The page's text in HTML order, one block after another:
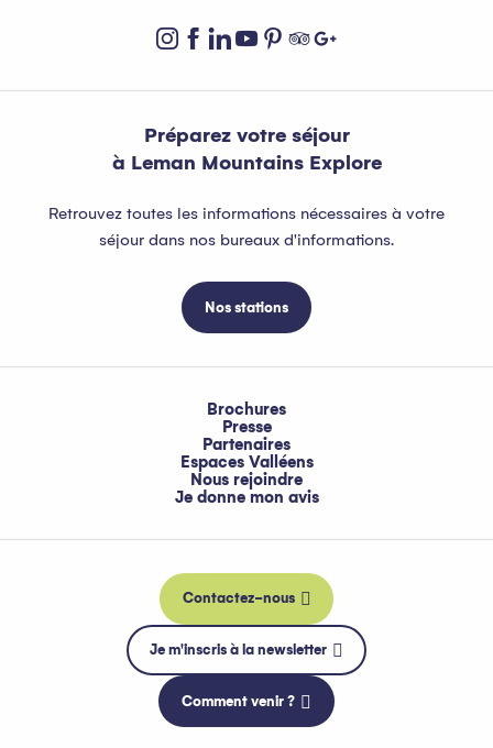
Préparez votre séjour
à Leman Mountains Explore
Retrouvez toutes les informations nécessaires à votre
séjour dans nos bureaux d'informations.
Nos stations
Brochures
Presse
Partenaires
Espaces Valléens
Nous rejoindre
Je donne mon avis
Contactez-nous
Je m'inscris à la newsletter
Comment venir ?